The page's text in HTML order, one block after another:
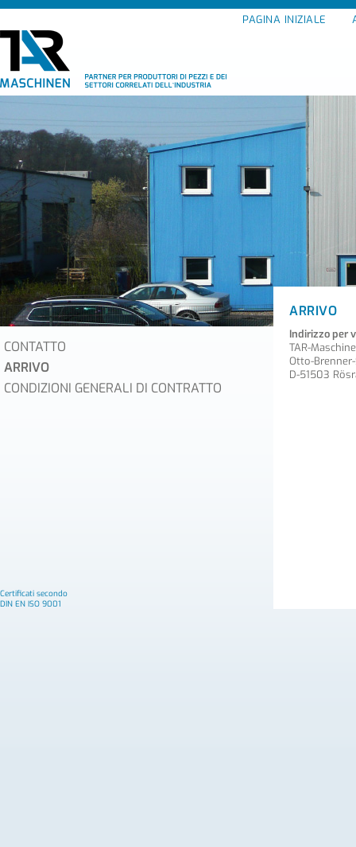
PAGINA INIZIALE
CONTATTO
ARRIVO
CONDIZIONI GENERALI DI CONTRATTO
Certificati secondo
DIN EN ISO 9001
ARRIVO
Indirizzo per
TAR-
Otto-
D-51503